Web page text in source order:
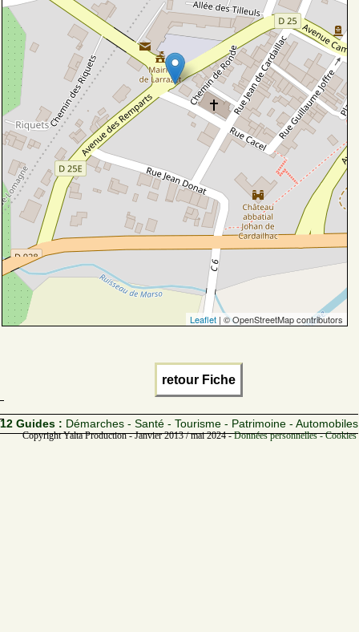
Leaflet | © OpenStreetMap contributors
retour Fiche
12 Guides : Démarches - Santé - Tourisme - Patrimoine - Automobiles
Copyright Yalta Production - Janvier 2013 / mai 2024 -Données personnelles -